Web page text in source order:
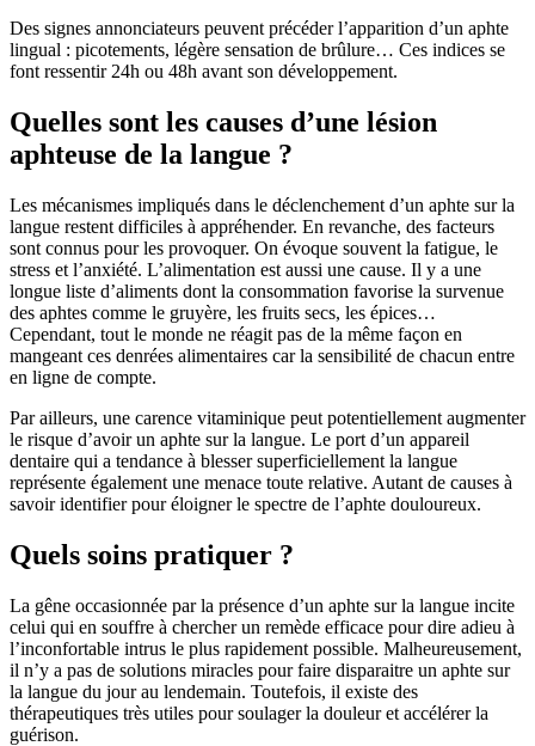
Des signes annonciateurs peuvent précéder l’apparition d’un aphte
lingual : picotements, légère sensation de brûlure… Ces indices se
font ressentir 24h ou 48h avant son développement.
Quelles sont les causes d’une lésion
aphteuse de la langue ?
Les mécanismes impliqués dans le déclenchement d’un aphte sur la
langue restent difficiles à appréhender. En revanche, des facteurs
sont connus pour les provoquer. On évoque souvent la fatigue, le
stress et l’anxiété. L’alimentation est aussi une cause. Il y a une
longue liste d’aliments dont la consommation favorise la survenue
des aphtes comme le gruyère, les fruits secs, les épices…
Cependant, tout le monde ne réagit pas de la même façon en
mangeant ces denrées alimentaires car la sensibilité de chacun entre
en ligne de compte.
Par ailleurs, une carence vitaminique peut potentiellement augmenter
le risque d’avoir un aphte sur la langue. Le port d’un appareil
dentaire qui a tendance à blesser superficiellement la langue
représente également une menace toute relative. Autant de causes à
savoir identifier pour éloigner le spectre de l’aphte douloureux.
Quels soins pratiquer ?
La gêne occasionnée par la présence d’un aphte sur la langue incite
celui qui en souffre à chercher un remède efficace pour dire adieu à
l’inconfortable intrus le plus rapidement possible. Malheureusement,
il n’y a pas de solutions miracles pour faire disparaitre un aphte sur
la langue du jour au lendemain. Toutefois, il existe des
thérapeutiques très utiles pour soulager la douleur et accélérer la
guérison.